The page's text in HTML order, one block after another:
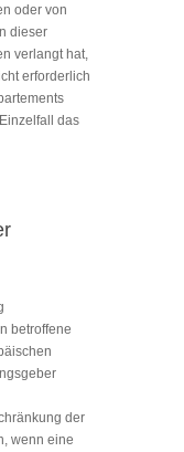
oder von
dieser
verlangt hat,
erforderlich
das
betroffene
der
wenn eine